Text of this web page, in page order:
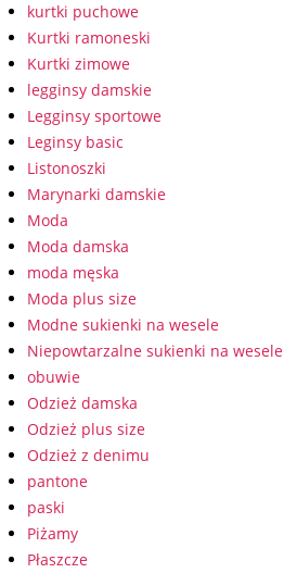
kurtki puchowe
Kurtki ramoneski
Kurtki zimowe
legginsy damskie
Legginsy sportowe
Leginsy basic
Listonoszki
Marynarki damskie
Moda
Moda damska
moda męska
Moda plus size
Modne sukienki na wesele
Niepowtarzalne sukienki na wesele
obuwie
Odzież damska
Odzież plus size
Odzież z denimu
pantone
paski
Piżamy
Płaszcze